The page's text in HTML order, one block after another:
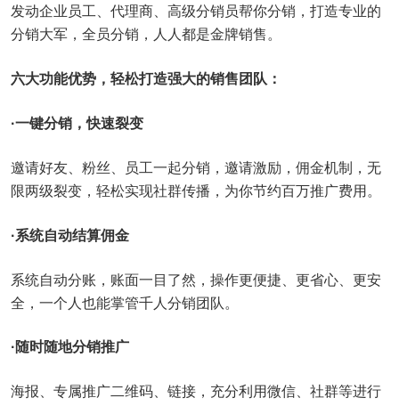
发动企业员工、代理商、高级分销员帮你分销，打造专业的
分销大军，全员分销，人人都是金牌销售。
六大功能优势，轻松打造强大的销售团队：
·一键分销，快速裂变
邀请好友、粉丝、员工一起分销，邀请激励，佣金机制，无
限两级裂变，轻松实现社群传播，为你节约百万推广费用。
·系统自动结算佣金
系统自动分账，账面一目了然，操作更便捷、更省心、更安
全，一个人也能掌管千人分销团队。
·随时随地分销推广
海报、专属推广二维码、链接，充分利用微信、社群等进行